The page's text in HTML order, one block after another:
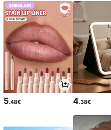
5.48€ 4.38€